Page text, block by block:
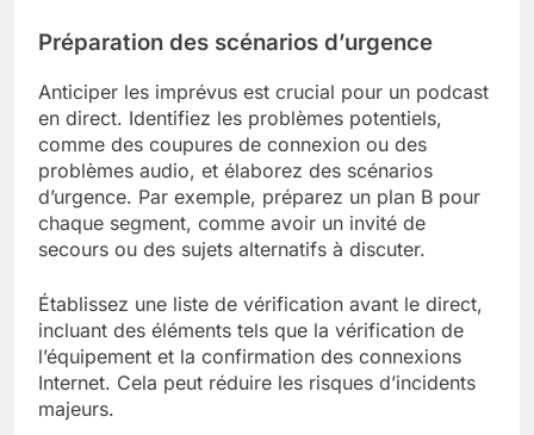
Préparation des scénarios d’urgence
Anticiper les imprévus est crucial pour un podcast
en direct. Identifiez les problèmes potentiels,
comme des coupures de connexion ou des
problèmes audio, et élaborez des scénarios
d’urgence. Par exemple, préparez un plan B pour
chaque segment, comme avoir un invité de
secours ou des sujets alternatifs à discuter.
Établissez une liste de vérification avant le direct,
incluant des éléments tels que la vérification de
l’équipement et la confirmation des connexions
Internet. Cela peut réduire les risques d’incidents
majeurs.